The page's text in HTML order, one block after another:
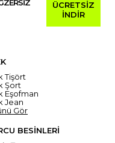
ÜCRETSİZ
İNDİR
Tişört
Şort
Eşofman
Jean
Gör
BESİNLERİ